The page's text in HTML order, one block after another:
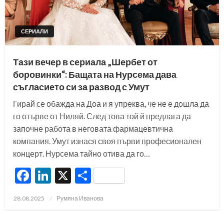
СЕРИАЛИ
Тази вечер в сериала „Шербет от
боровинки“: Бащата на Нурсема дава
съгласието си за развод с Умут
Гирай се обажда на Доа и я упреква, че не е дошла да
го отърве от Ниляй. След това той й предлага да
започне работа в неговата фармацевтична
компания. Умут изнася своя първи професионален
концерт. Нурсема тайно отива да го…
Facebook
LinkedIn
X Share
Posted
28.08.2025 Румяна Иванова